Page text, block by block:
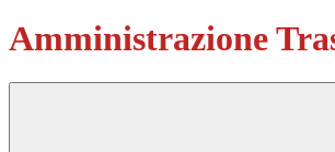
Amministrazione